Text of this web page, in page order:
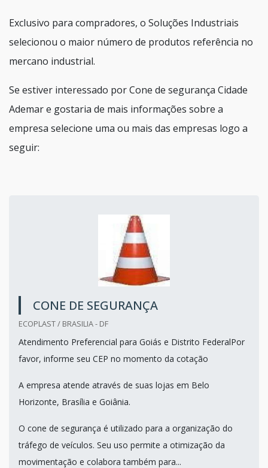
Exclusivo para compradores, o Soluções Industriais
selecionou o maior número de produtos referência no
mercano industrial.
Se estiver interessado por Cone de segurança Cidade
Ademar e gostaria de mais informações sobre a
empresa selecione uma ou mais das empresas logo a
seguir:
CONE DE SEGURANÇA
ECOPLAST / BRASILIA - DF
Atendimento Preferencial para Goiás e Distrito FederalPor
favor, informe seu CEP no momento da cotação
A empresa atende através de suas lojas em Belo
Horizonte, Brasília e Goiânia.
O cone de segurança é utilizado para a organização do
tráfego de veículos. Seu uso permite a otimização da
movimentação e colabora também para...